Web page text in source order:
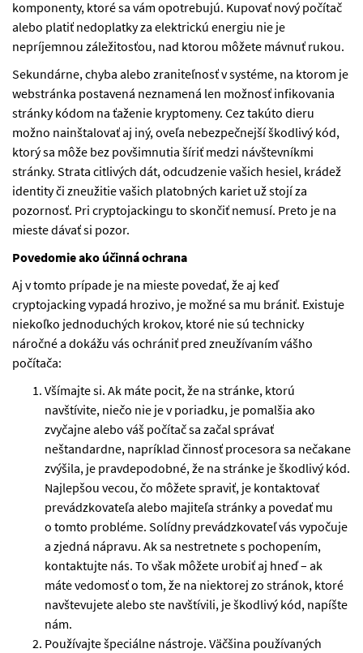
komponenty, ktoré sa vám opotrebujú. Kupovať nový počítač
alebo platiť nedoplatky za elektrickú energiu nie je
nepríjemnou záležitosťou, nad ktorou môžete mávnuť rukou.
Sekundárne, chyba alebo zraniteľnosť v systéme, na ktorom je
webstránka postavená neznamená len možnosť infikovania
stránky kódom na ťaženie kryptomeny. Cez takúto dieru
možno nainštalovať aj iný, oveľa nebezpečnejší škodlivý kód,
ktorý sa môže bez povšimnutia šíriť medzi návštevníkmi
stránky. Strata citlivých dát, odcudzenie vašich hesiel, krádež
identity či zneužitie vašich platobných kariet už stojí za
pozornosť. Pri cryptojackingu to skončiť nemusí. Preto je na
mieste dávať si pozor.
Povedomie ako účinná ochrana
Aj v tomto prípade je na mieste povedať, že aj keď
cryptojacking vypadá hrozivo, je možné sa mu brániť. Existuje
niekoľko jednoduchých krokov, ktoré nie sú technicky
náročné a dokážu vás ochrániť pred zneužívaním vášho
počítača:
Všímajte si. Ak máte pocit, že na stránke, ktorú
navštívite, niečo nie je v poriadku, je pomalšia ako
zvyčajne alebo váš počítač sa začal správať
neštandardne, napríklad činnosť procesora sa nečakane
zvýšila, je pravdepodobné, že na stránke je škodlivý kód.
Najlepšou vecou, čo môžete spraviť, je kontaktovať
prevádzkovateľa alebo majiteľa stránky a povedať mu
o tomto probléme. Solídny prevádzkovateľ vás vypočuje
a zjedná nápravu. Ak sa nestretnete s pochopením,
kontaktujte nás. To však môžete urobiť aj hneď – ak
máte vedomosť o tom, že na niektorej zo stránok, ktoré
navštevujete alebo ste navštívili, je škodlivý kód, napíšte
nám.
Používajte špeciálne nástroje. Väčšina používaných